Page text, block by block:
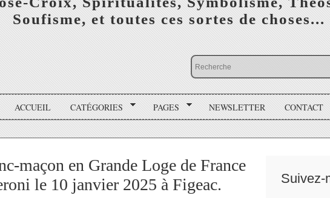
Soufisme, et toutes ces sortes de choses...
ACCUEIL CATÉGORIES PAGES NEWSLETTER CONTACT
maçon en Grande Loge de France
le 10 janvier 2025 à Figeac.
Suivez-